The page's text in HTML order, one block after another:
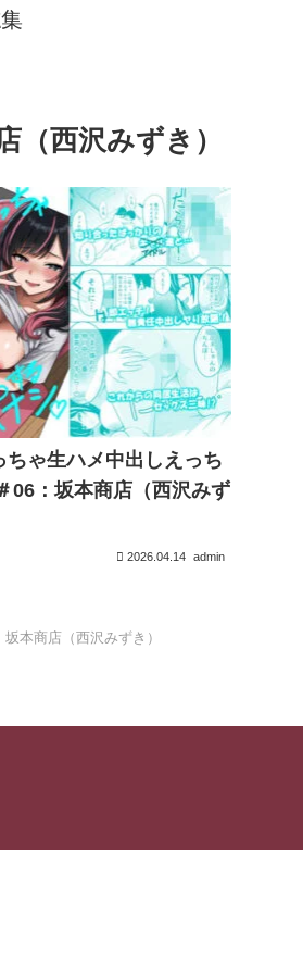
（西沢みずき）
ちゃ生ハメ中出しえっち
06：坂本商店（西沢みず
2026.04.14 admin
坂本商店（西沢みずき）